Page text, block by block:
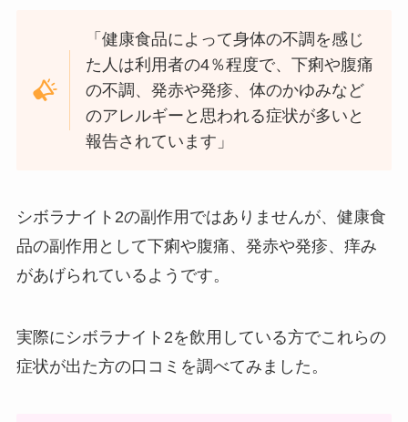
「健康食品によって身体の不調を感じ
た人は利用者の4％程度で、下痢や腹痛
の不調、発赤や発疹、体のかゆみなど
のアレルギーと思われる症状が多いと
報告されています」
シボラナイト2の副作用ではありませんが、健康食
品の副作用として下痢や腹痛、発赤や発疹、痒み
があげられているようです。
実際にシボラナイト2を飲用している方でこれらの
症状が出た方の口コミを調べてみました。